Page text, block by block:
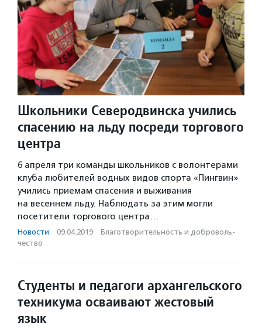
Школьники Северодвинска учились
спасению на льду посреди торгового
центра
6 апреля три команды школьников с волонтерами
клуба любителей водных видов спорта «Пингвин»
учились приемам спасения и выживания
на весеннем льду. Наблюдать за этим могли
посетители торгового центра…
Новости · 09.04.2019 · Благотвори­тель­ность и доброволь­
чест­во
Студенты и педагоги архангельского
техникума осваивают жестовый
язык